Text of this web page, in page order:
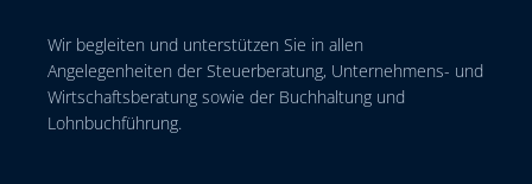
Wir begleiten und unterstützen Sie in allen
Angelegenheiten der Steuerberatung, Unternehmens- und
Wirtschaftsberatung sowie der Buchhaltung und
Lohnbuchführung.